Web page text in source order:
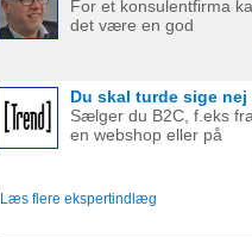
år siden tog jeg et
skarpt blik på mig selv,
For et konsulentfirma
det være en god
planlægning eller øge
Sælger du B2C, f.eks fra
en webshop eller på
indlæg ikke interessant
dig, du skal bare
med at sælge løs. Der
Læs flere ekspertindlæg